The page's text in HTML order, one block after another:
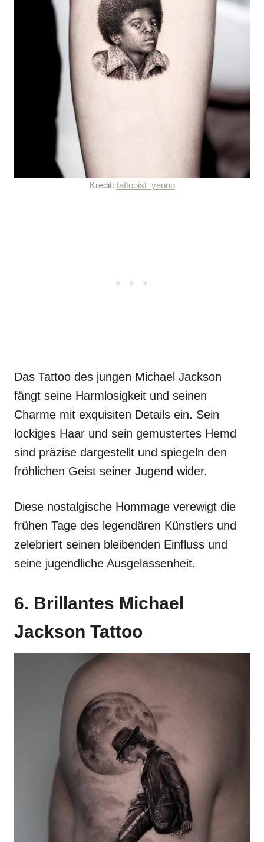
Kredit: tattooist_yeono
Das Tattoo des jungen Michael Jackson
fängt seine Harmlosigkeit und seinen
Charme mit exquisiten Details ein. Sein
lockiges Haar und sein gemustertes Hemd
sind präzise dargestellt und spiegeln den
fröhlichen Geist seiner Jugend wider.
Diese nostalgische Hommage verewigt die
frühen Tage des legendären Künstlers und
zelebriert seinen bleibenden Einfluss und
seine jugendliche Ausgelassenheit.
6. Brillantes Michael
Jackson Tattoo